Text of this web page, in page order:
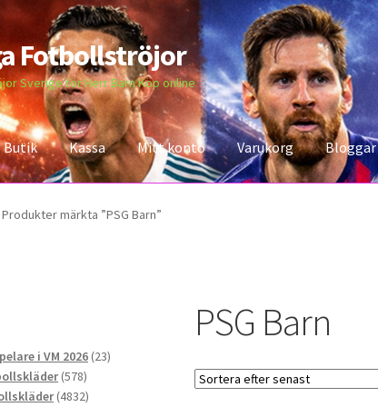
Fotbollströjor
Sverige för Herr Barn Köp online
Butik Kassa Mitt konto Varukorg Bloggar
Butik Kassa Kontakta oss
Produkter märkta ”PSG Barn”
PSG Barn
i VM 2026 2323
578578
produkter
48324832